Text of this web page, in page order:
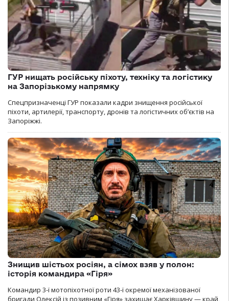
ГУР нищать російську піхоту, техніку та логістику
на Запорізькому напрямку
Спецпризначенці ГУР показали кадри знищення російської
піхоти, артилерії, транспорту, дронів та логістичних об’єктів на
Запоріжжі.
Знищив шістьох росіян, а сімох взяв у полон:
історія командира «Гіря»
Командир 3-ї мотопіхотної роти 43-ї окремої механізованої
бригади Олексій із позивним «Гіря» захищає Харківщину — край,